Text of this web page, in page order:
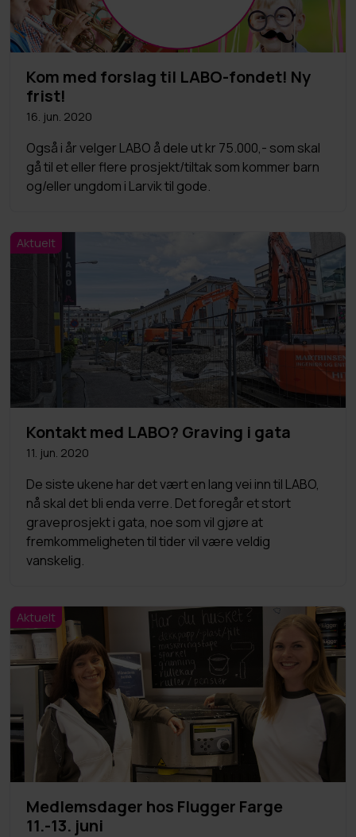
Kom med forslag til LABO-fondet! Ny
frist!
16. jun. 2020
Også i år velger LABO å dele ut kr 75.000,- som skal
gå til et eller flere prosjekt/tiltak som kommer barn
og/eller ungdom i Larvik til gode.
Aktuelt
Kontakt med LABO? Graving i gata
11. jun. 2020
De siste ukene har det vært en lang vei inn til LABO,
nå skal det bli enda verre. Det foregår et stort
graveprosjekt i gata, noe som vil gjøre at
fremkommeligheten til tider vil være veldig
vanskelig.
Aktuelt
Medlemsdager hos Flugger Farge
11.-13. juni